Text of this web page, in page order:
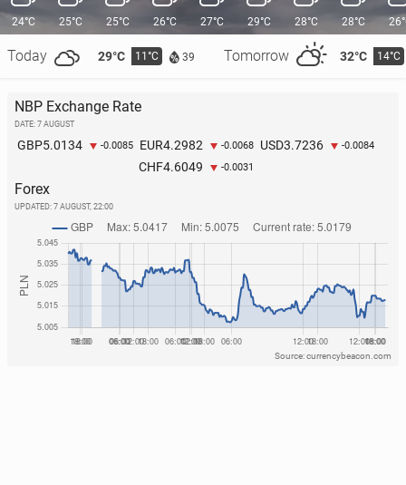
24°C
Today 29°C 11°C 39 Tomorrow 32°C 14°C
25°C 25°C 26°C 27°C 29°C 28°C 28°C
NBP Exchange Rate
DATE: 7 AUGUST
GBP5.0134 -0.0085 EUR4.2982 -0.0068 USD3.7236 -0.0084
CHF4.6049 -0.0031
Forex
UPDATED: 7 AUGUST, 22:00
Source: currencybeacon.com